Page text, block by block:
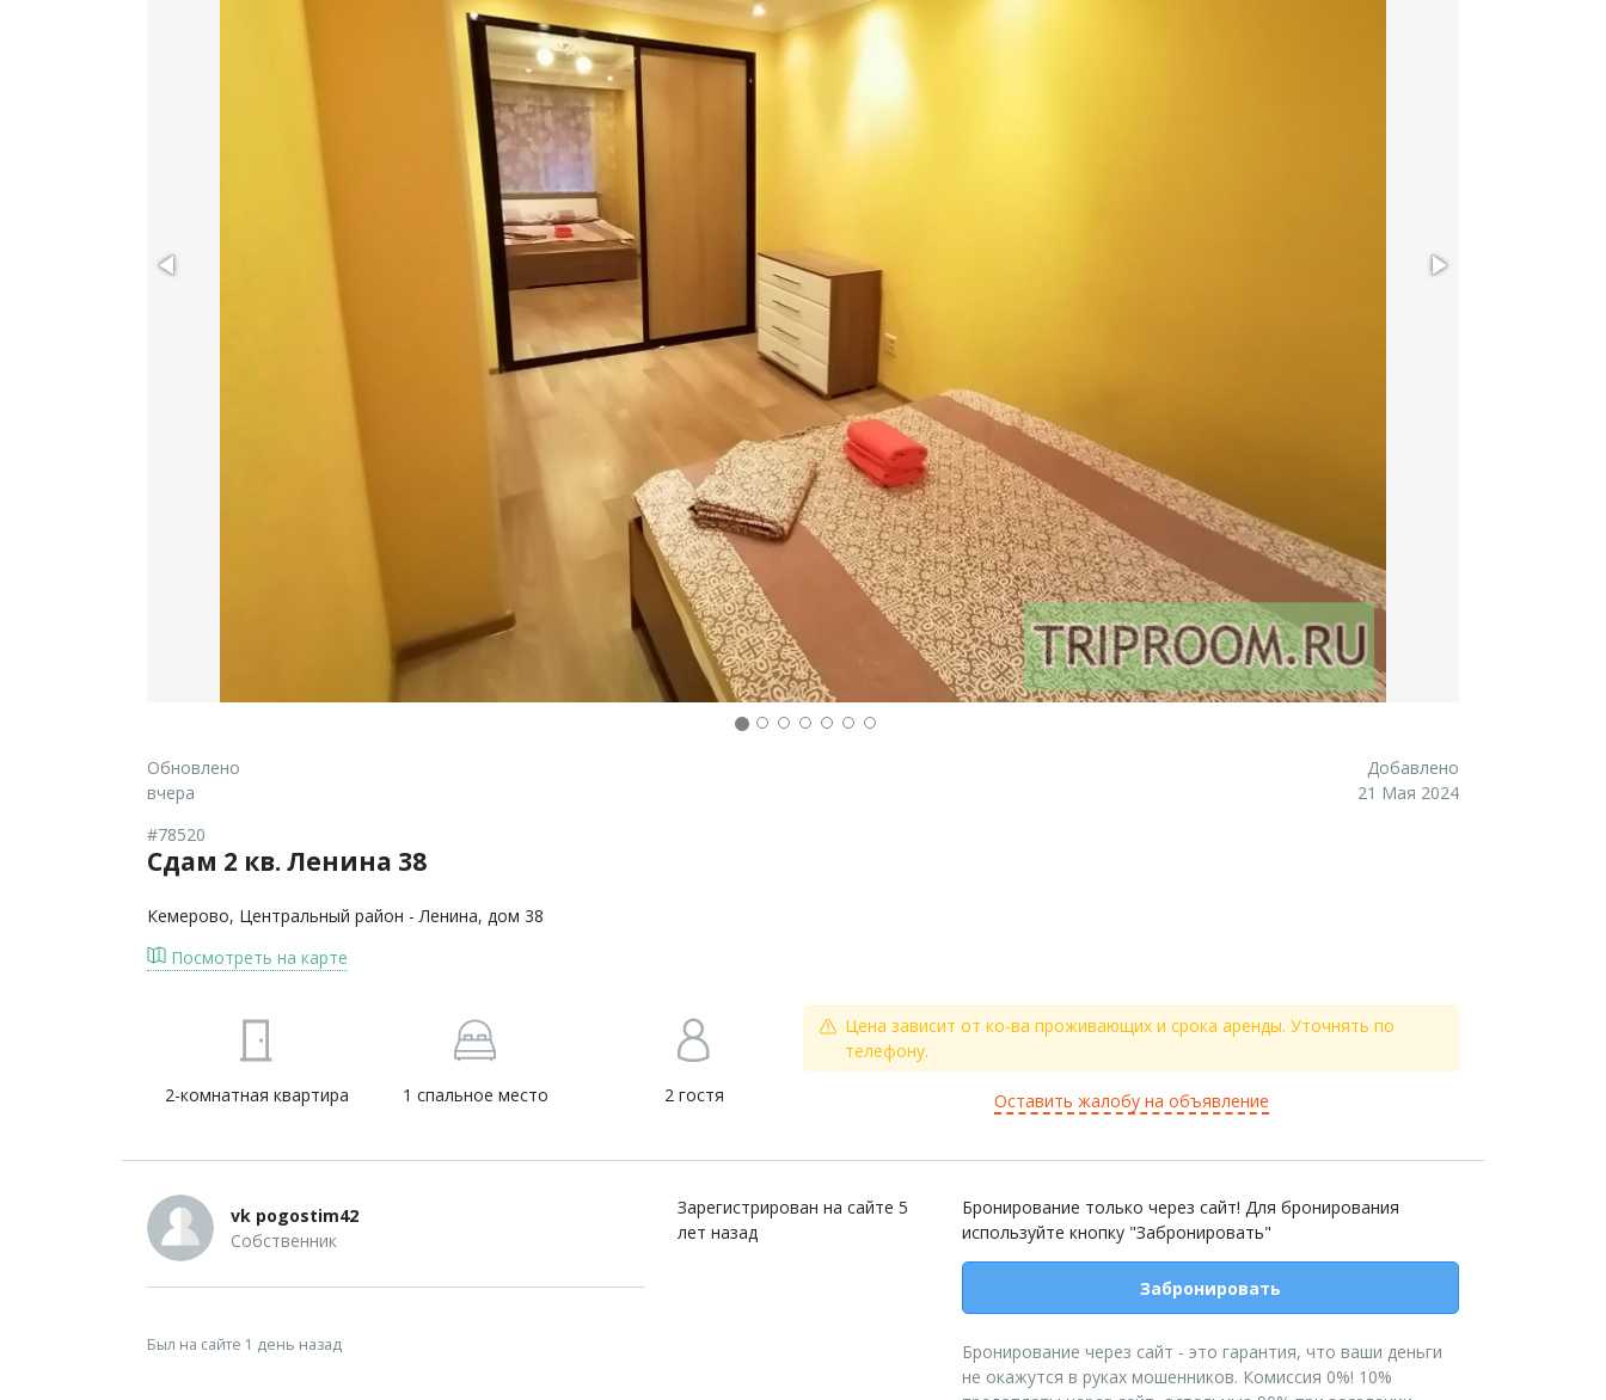
Обновлено
вчера
Добавлено
21 Мая 2024
Сдам 2 кв. Ленина 38
#78520
Кемерово, Центральный район - Ленина, дом 38
Посмотреть на карте
2-комнатная квартира 1 спальное место 2 гостя
Цена зависит от ко-ва проживающих и срока аренды. Уточнять по
телефону.
Оставить жалобу на объявление
vk pogostim42
Собственник
Был на сайте 1 день назад
Зарегистрирован на сайте 5
лет назад
Бронирование только через сайт! Для бронирования
используйте кнопку "Забронировать"
Забронировать
Бронирование через сайт - это гарантия, что ваши деньги
не окажутся в руках мошенников. Комиссия 0%! 10%